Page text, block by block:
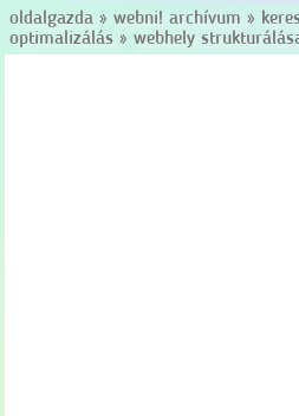
oldalgazda » webni! archívum »
optimalizálás » webhely